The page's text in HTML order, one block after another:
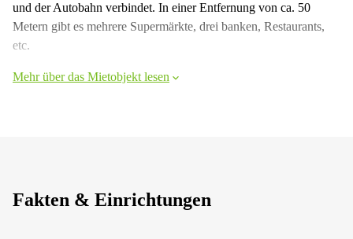
und der Autobahn verbindet. In einer Entfernung von ca. 50
Metern gibt es mehrere Supermärkte, drei banken, Restaurants,
etc.
Mehr über das Mietobjekt lesen
Fakten & Einrichtungen